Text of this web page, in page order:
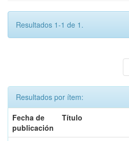
Resultados 1-1 de 1.
Resultados por ítem:
Fecha de
publicación
Título